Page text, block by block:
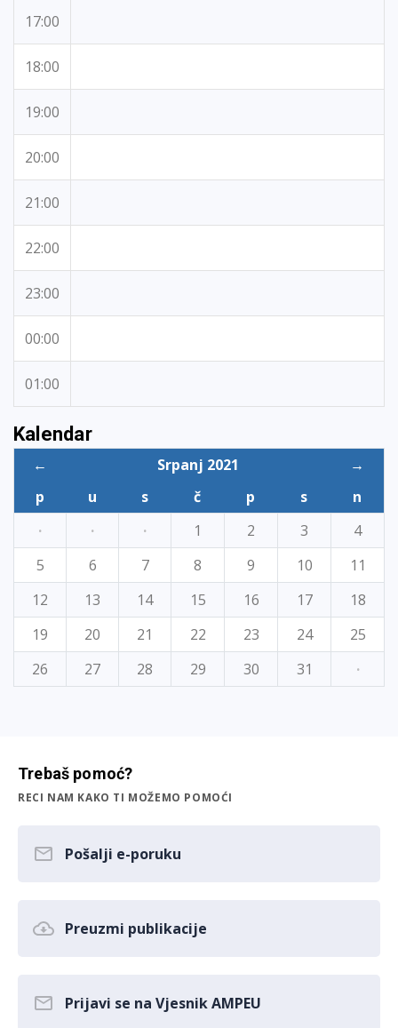
17:00
18:00
19:00
20:00
21:00
22:00
23:00
00:00
01:00
Kalendar
← Srpanj 2021
→
p
u s č p s
n
·
· · 1 2 3
4
5
6 7 8 9 10
11
12
13 14 15 16 17
18
19
20 21 22 23 24
25
26
27 28 29 30 31 ·
Trebaš pomoć?
RECI NAM KAKO TI MOŽEMO POMOĆI
Pošalji e-poruku
Preuzmi publikacije
Prijavi se na Vjesnik AMPEU